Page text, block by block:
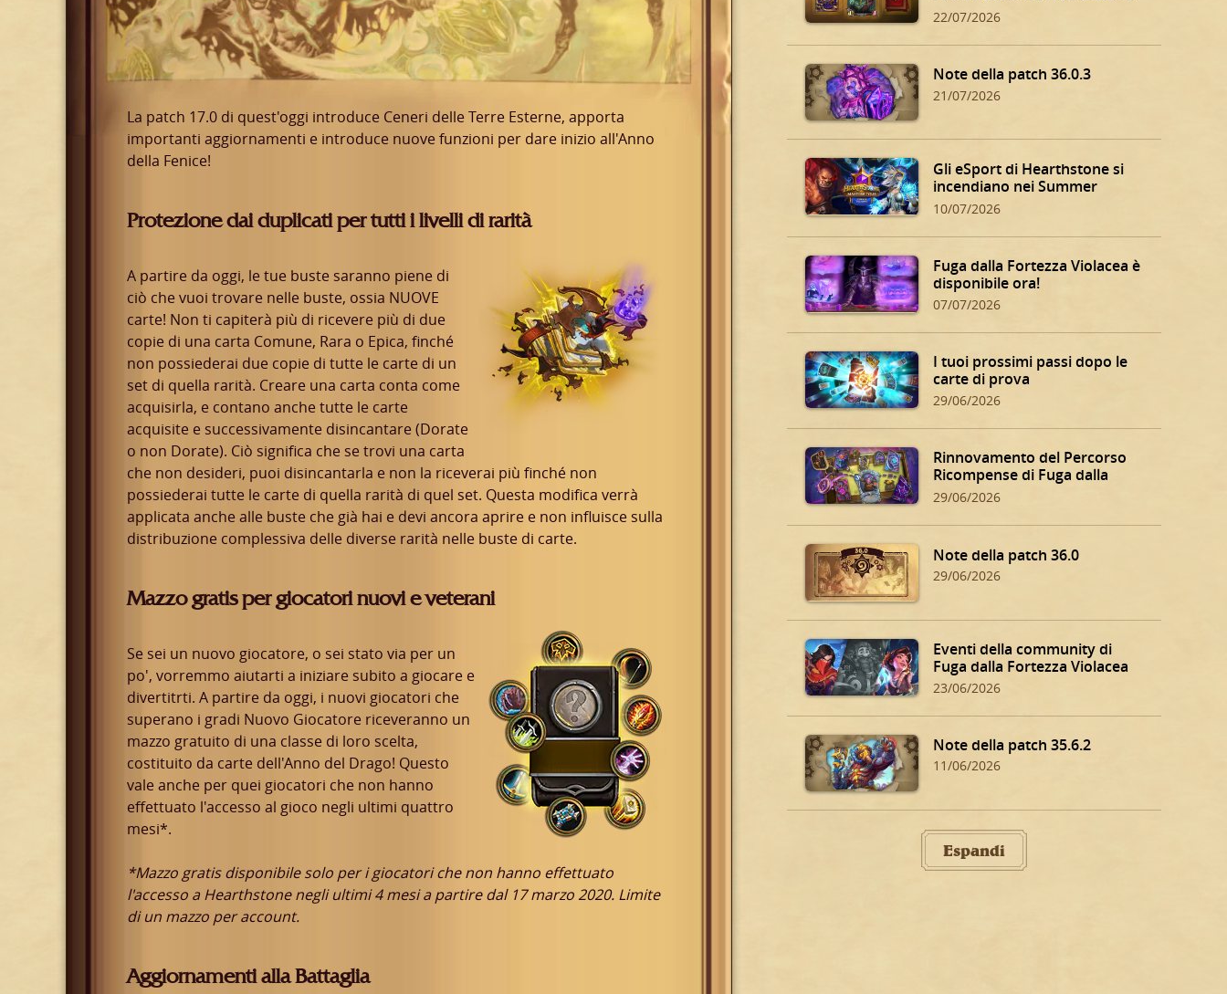
La patch 17.0 di quest'oggi introduce Ceneri delle Terre Esterne, apporta
importanti aggiornamenti e introduce nuove funzioni per dare inizio all'Anno
della Fenice!
Protezione dai duplicati per tutti i livelli di rarità
A partire da oggi, le tue buste saranno piene di
ciò che vuoi trovare nelle buste, ossia NUOVE
carte! Non ti capiterà più di ricevere più di due
copie di una carta Comune, Rara o Epica, finché
non possiederai due copie di tutte le carte di un
set di quella rarità. Creare una carta conta come
acquisirla, e contano anche tutte le carte
acquisite e successivamente disincantare (Dorate
o non Dorate). Ciò significa che se trovi una carta
che non desideri, puoi disincantarla e non la riceverai più finché non
possiederai tutte le carte di quella rarità di quel set. Questa modifica verrà
applicata anche alle buste che già hai e devi ancora aprire e non influisce sulla
distribuzione complessiva delle diverse rarità nelle buste di carte.
Mazzo gratis per giocatori nuovi e veterani
Se sei un nuovo giocatore, o sei stato via per un
po', vorremmo aiutarti a iniziare subito a giocare e
divertitrti. A partire da oggi, i nuovi giocatori che
superano i gradi Nuovo Giocatore riceveranno un
mazzo gratuito di una classe di loro scelta,
costituito da carte dell'Anno del Drago! Questo
vale anche per quei giocatori che non hanno
effettuato l'accesso al gioco negli ultimi quattro
mesi*.
*Mazzo gratis disponibile solo per i giocatori che non hanno effettuato
l'accesso a Hearthstone negli ultimi 4 mesi a partire dal 17 marzo 2020. Limite
di un mazzo per account.
Aggiornamenti alla Battaglia
BlizzCon!
22/07/2026
Note della patch 36.0.3
21/07/2026
Gli eSport di Hearthstone si
incendiano nei Summer
Playoff!
10/07/2026
Fuga dalla Fortezza Violacea è
disponibile ora!
07/07/2026
I tuoi prossimi passi dopo le
carte di prova
29/06/2026
Rinnovamento del Percorso
Ricompense di Fuga dalla
Fortezza Violacea
29/06/2026
Note della patch 36.0
29/06/2026
Eventi della community di
Fuga dalla Fortezza Violacea
23/06/2026
Note della patch 35.6.2
11/06/2026
Espandi